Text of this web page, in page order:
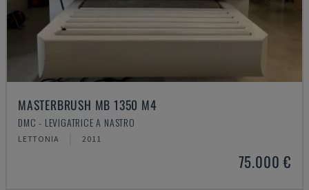
MASTERBRUSH MB 1350 M4
DMC - LEVIGATRICE A NASTRO
LETTONIA 2011
75.000 €